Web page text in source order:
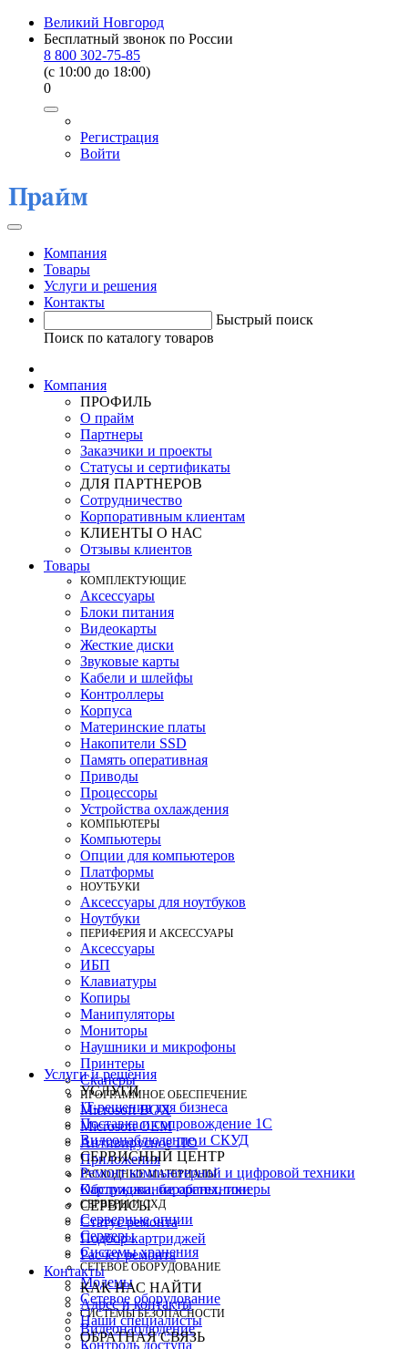
Великий Новгород
Бесплатный звонок по России
8 800 302-75-85
(c 10:00 до 18:00)
0
Регистрация
Войти
Компания
Товары
Услуги и решения
Контакты
Быстрый поиск
Поиск по каталогу товаров
Компания
ПРОФИЛЬ
О прайм
Партнеры
Заказчики и проекты
Статусы и сертификаты
ДЛЯ ПАРТНЕРОВ
Сотрудничество
Корпоративным клиентам
КЛИЕНТЫ О НАС
Отзывы клиентов
Товары
КOМПЛЕКТУЮЩИЕ
Аксессуары
Блоки питания
Видеокарты
Жесткие диски
Звуковые карты
Кабели и шлейфы
Контроллеры
Корпуса
Материнские платы
Накопители SSD
Память оперативная
Приводы
Процессоры
Устройства охлаждения
КОМПЬЮТЕРЫ
Компьютеры
Опции для компьютеров
Платформы
НОУТБУКИ
Аксессуары для ноутбуков
Ноутбуки
ПЕРИФЕРИЯ И АКСЕССУАРЫ
Аксессуары
ИБП
Клавиатуры
Копиры
Манипуляторы
Мониторы
Наушники и микрофоны
Принтеры
Сканеры
ПРОГРАММНОЕ ОБЕСПЕЧЕНИЕ
Microsoft BOX
Microsoft OEM
Антивирусное ПО
Приложения
РАСХОДНЫЕ МАТЕРИАЛЫ
Картриджи, барабаны, тонеры
СЕРВЕРЫ И СХД
Серверные опции
Серверы
Системы хранения
СЕТЕВОЕ ОБОРУДОВАНИЕ
Модемы
Сетевое оборудование
СИСТЕМЫ БЕЗОПАСНОСТИ
Видеонаблюдение
Контроль доступа
Услуги и решения
УСЛУГИ
IT-решения для бизнеса
Поставка и сопровождение 1C
Видеонаблюдение и СКУД
СЕРВИСНЫЙ ЦЕНТР
Ремонт компьютерной и цифровой техники
Обслуживание оргтехники
СЕРВИСЫ
Статус ремонта
Подбор картриджей
Расчет ремонта
Контакты
КАК НАС НАЙТИ
Адрес и контакты
Наши специалисты
ОБРАТНАЯ СВЯЗЬ